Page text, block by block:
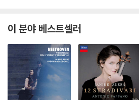
이 분야 베스트셀러